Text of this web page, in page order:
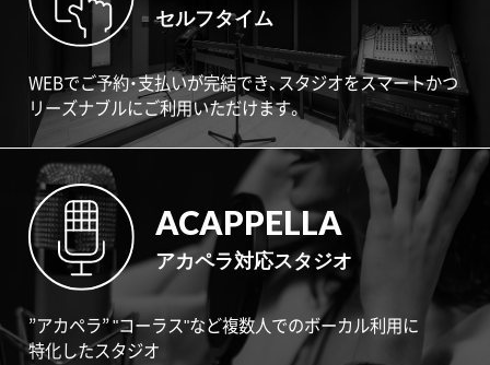
セルフタイム
WEBでご予約・支払いが完結でき、スタジオをスマートかつ
リーズナブルにご利用いただけます。
ACAPPELLA
アカペラ対応スタジオ
”アカペラ” "コーラス"など複数人でのボーカル利用に
特化したスタジオ